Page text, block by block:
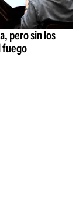
pero sin los
fuego